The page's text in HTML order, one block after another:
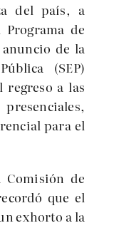
del país, a
de
de la
(SEP)
regreso a las
para el
Comisión de
que el
exhorto a la